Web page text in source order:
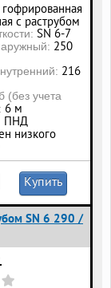
гофрированная
с раструбом
SN 6-7
250
216
(без учета
6 м
ПНД
низкого
Купить
SN 6 290 /